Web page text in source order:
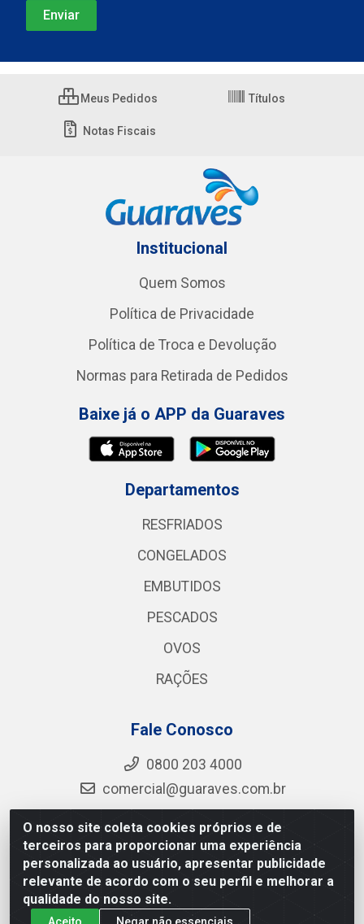
O nosso site coleta cookies próprios e de
terceiros para proporcionar uma experiência
personalizada ao usuário, apresentar publicidade
relevante de acordo com o seu perfil e melhorar a
qualidade do nosso site.
Aceito Negar não essenciais
Meus Pedidos Títulos
Notas Fiscais
Institucional
Quem Somos
Política de Privacidade
Política de Troca e Devolução
Normas para Retirada de Pedidos
Baixe já o APP da Guaraves
Departamentos
RESFRIADOS
CONGELADOS
EMBUTIDOS
PESCADOS
OVOS
RAÇÕES
Fale Conosco
0800 203 4000
comercial@guaraves.com.br
Guaraves - PB 075 KM 2, S/N - Zona Rural, Guarabira/PB
- CEP 58.200-000 - CNPJ 12.727.145/0001-78